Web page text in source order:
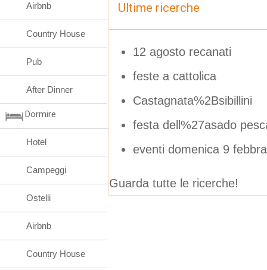
Ultime ricerche
12 agosto recanati
feste a cattolica
Castagnata%2Bsibillini
festa dell%27asado
eventi domenica 9
Guarda tutte le ricerche!
Airbnb
Country House
Pub
After Dinner
Dormire
Hotel
Campeggi
Ostelli
Airbnb
Country House